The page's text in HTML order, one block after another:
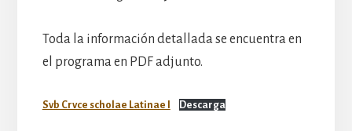
Toda la información detallada se encuentra en
el programa en PDF adjunto.
Svb Crvce scholae Latinae I Descarga